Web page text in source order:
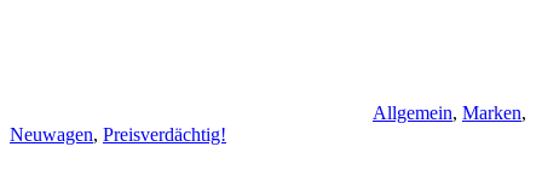
Allgemein, Marken,
Neuwagen, Preisverdächtig!